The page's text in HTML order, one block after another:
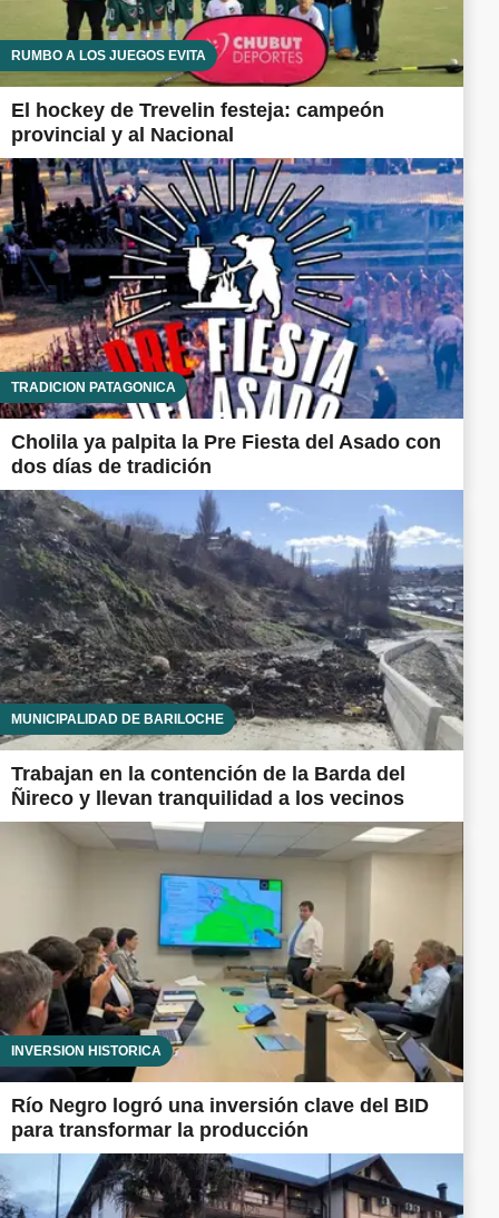
RUMBO A LOS JUEGOS EVITA
El hockey de Trevelin festeja: campeón
provincial y al Nacional
TRADICIÓN PATAGÓNICA
Cholila ya palpita la Pre Fiesta del Asado con
dos días de tradición
MUNICIPALIDAD DE BARILOCHE
Trabajan en la contención de la Barda del
Ñireco y llevan tranquilidad a los vecinos
INVERSIÓN HISTÓRICA
Río Negro logró una inversión clave del BID
para transformar la producción